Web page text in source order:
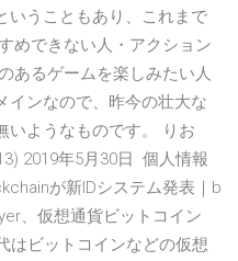
いうこともあり、これまで
めできない人・アクション
あるゲームを楽しみたい人
インなので、昨今の壮大な
いようなものです。 りお
2019年5月30日 個人情報
が新IDシステム発表｜b
、仮想通貨ビットコイン
はビットコインなどの仮想